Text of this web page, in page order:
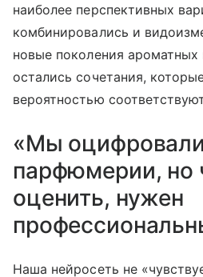
наиболее перспективных
комбинировались и
новые поколения
остались сочетания,
вероятностью
«Мы
парфюмерии, но
оценить, нужен
Наша нейросеть не